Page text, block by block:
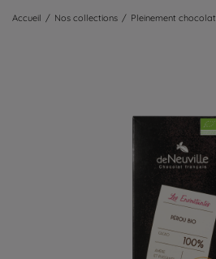
Accueil / Nos collections / Pleinement chocolat